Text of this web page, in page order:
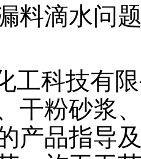
料滴水问
工科技有
干粉砂浆
产品指导